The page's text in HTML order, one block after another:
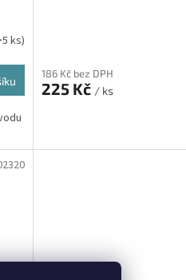
ks)
186 Kč bez DPH
225 Kč / ks